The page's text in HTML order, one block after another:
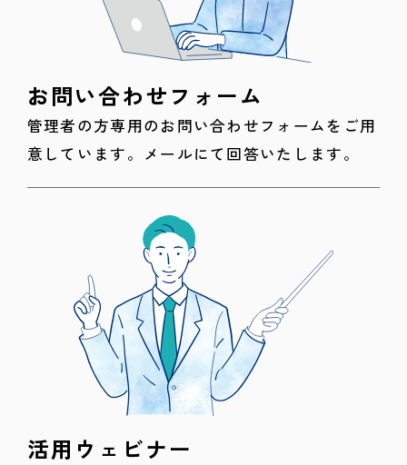
お問い合わせフォーム
管理者の方専用のお問い合わせフォームをご用
意しています。メールにて回答いたします。
活用ウェビナー